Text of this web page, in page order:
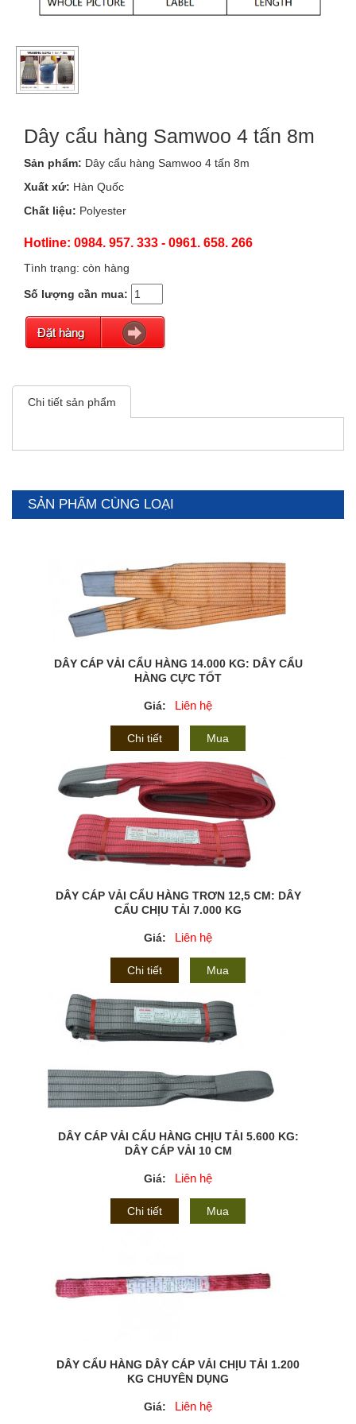
Dây cẩu hàng Samwoo 4 tấn 8m
Sản phẩm: Dây cẩu hàng Samwoo 4 tấn 8m
Xuất xứ: Hàn Quốc
Chất liệu: Polyester
Hotline: 0984. 957. 333 - 0961. 658. 266
Tình trạng: còn hàng
Số lượng cần mua:
Chi tiết sản phẩm
SẢN PHẨM CÙNG LOẠI
DÂY CÁP VẢI CẨU HÀNG 14.000 KG: DÂY CẨU
HÀNG CỰC TỐT
Giá: Liên hệ
Chi tiết Mua
DÂY CÁP VẢI CẨU HÀNG TRƠN 12,5 CM: DÂY
CẨU CHỊU TẢI 7.000 KG
Giá: Liên hệ
Chi tiết Mua
DÂY CÁP VẢI CẨU HÀNG CHỊU TẢI 5.600 KG:
DÂY CÁP VẢI 10 CM
Giá: Liên hệ
Chi tiết Mua
DÂY CẨU HÀNG DÂY CÁP VẢI CHỊU TẢI 1.200
KG CHUYÊN DỤNG
Giá: Liên hệ